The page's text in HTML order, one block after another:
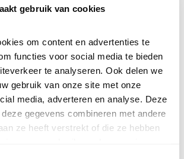
gebruik van cookies
om content en advertenties te
functies voor social media te bieden
te analyseren. Ook delen we
gebruik van onze site met onze
media, adverteren en analyse. Deze
gegevens combineren met andere
ze heeft verstrekt of die ze hebben
DEEL DIT FILMPJE